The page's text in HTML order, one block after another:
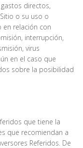
directos,
o su uso o
relación con
interrupción,
virus
en el caso que
sobre la posibilidad
que tiene la
que recomiendan a
Referidos. De